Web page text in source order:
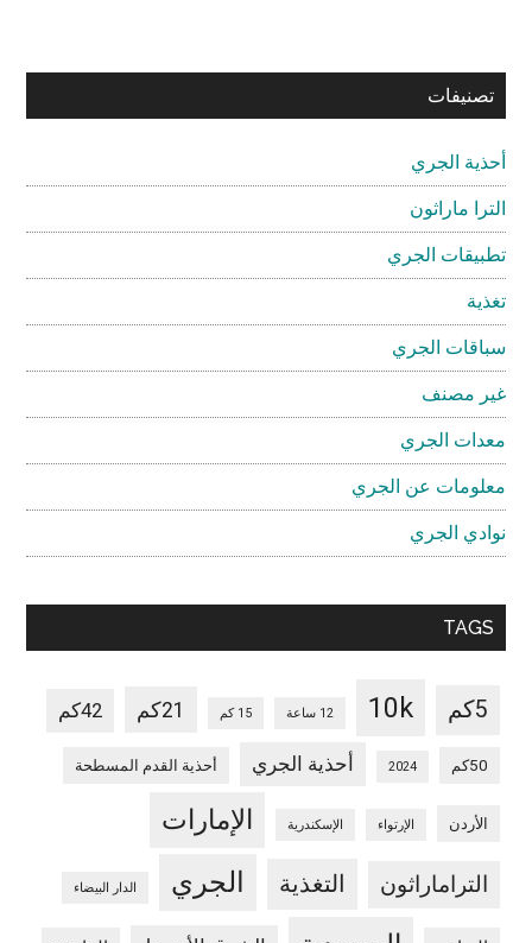
تصنيفات
أحذية الجري
الترا ماراثون
تطبيقات الجري
تغذية
سباقات الجري
غير مصنف
معدات الجري
معلومات عن الجري
نوادي الجري
TAGS
5كم 10k 12 ساعة 15 كم 21كم 42كم
50كم 2024 أحذية الجري أحذية القدم المسطحة
الأردن الإرتواء الإسكندرية الإمارات
التراماراثون التغذية الجري الدار البيضاء